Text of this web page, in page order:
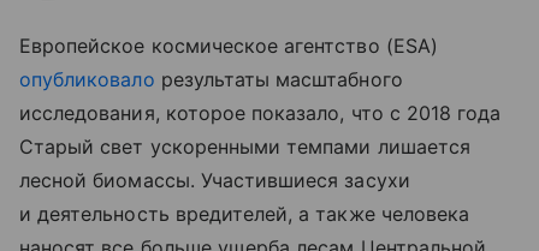
Европейское космическое агентство (ESA)
опубликовало результаты масштабного
исследования, которое показало, что с 2018 года
Старый свет ускоренными темпами лишается
лесной биомассы. Участившиеся засухи
и деятельность вредителей, а также человека